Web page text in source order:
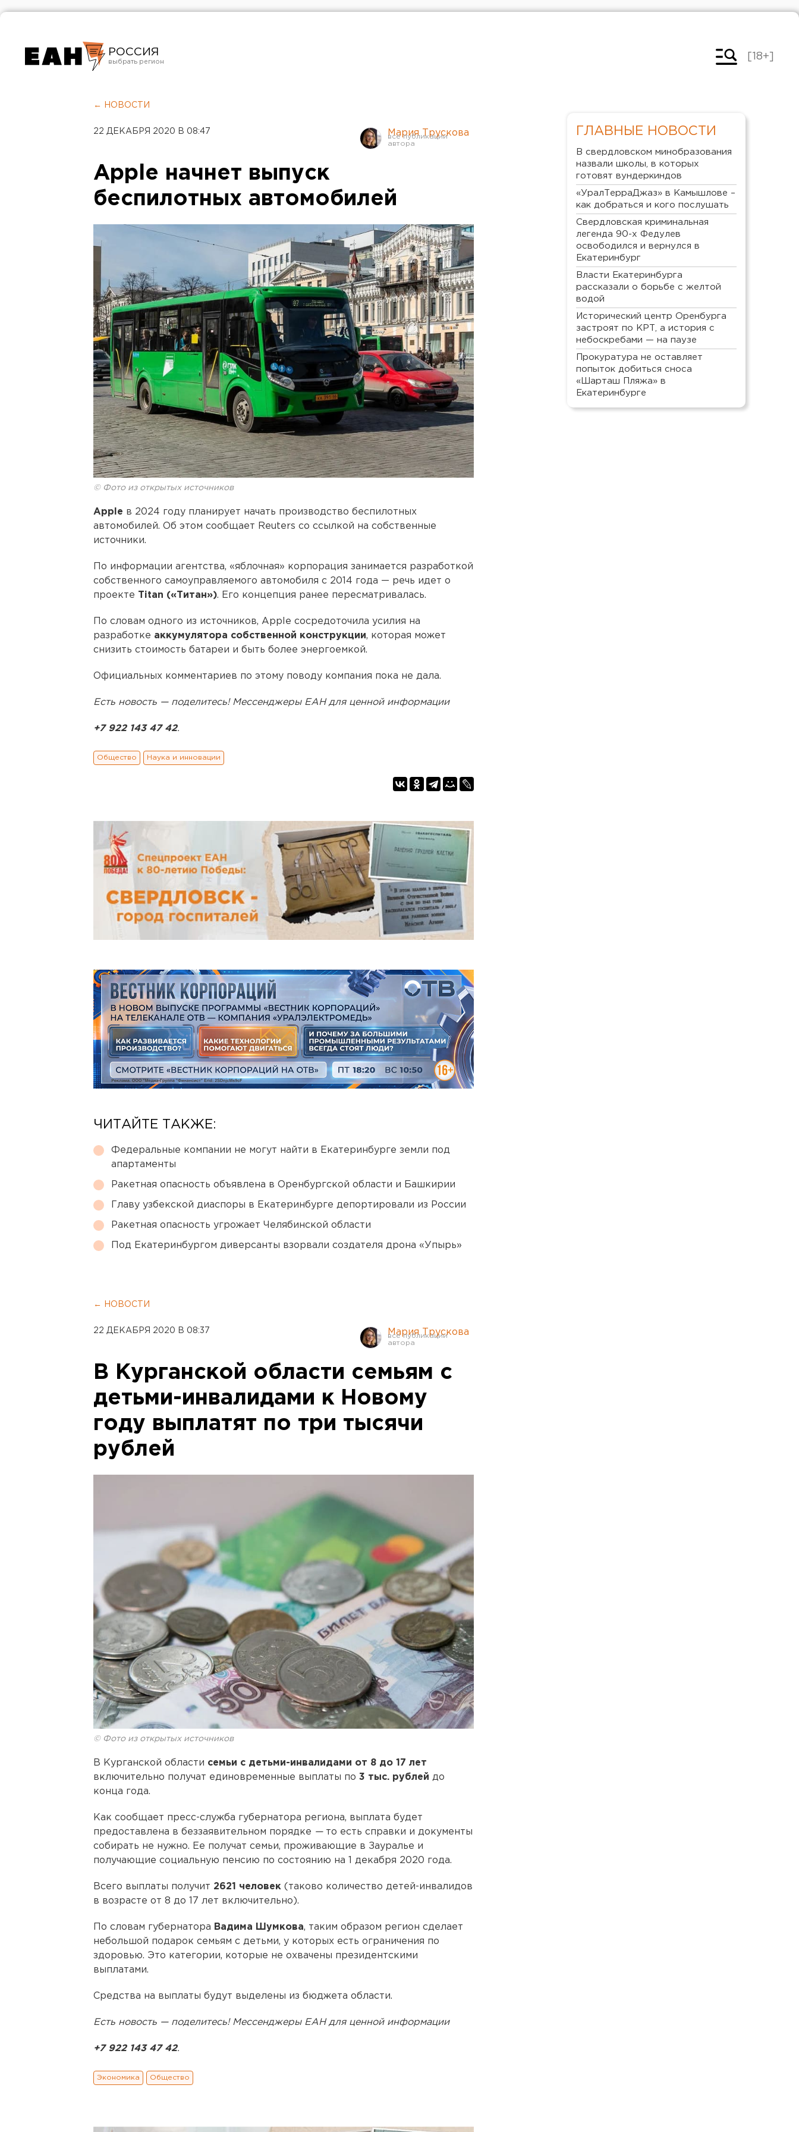
РОССИЯ
Челябинск
[18+]
← НОВОСТИ
22 ДЕКАБРЯ 2020 В 08:47 Мария Трускова
Apple начнет выпуск
беспилотных автомобилей
© Фото из открытых источников
Apple в 2024 году планирует начать производство беспилотных
автомобилей. Об этом сообщает Reuters со ссылкой на собственные
источники.
По информации агентства, «яблочная» корпорация занимается разработкой
собственного самоуправляемого автомобиля с 2014 года — речь идет о
проекте Titan («Титан»). Его концепция ранее пересматривалась.
По словам одного из источников, Apple сосредоточила усилия на
разработке аккумулятора собственной конструкции, которая может
снизить стоимость батареи и быть более энергоемкой.
Официальных комментариев по этому поводу компания пока не дала.
Есть новость — поделитесь! Мессенджеры ЕАН для ценной информации
+7 922 143 47 42.
Общество Наука и инновации
ЧИТАЙТЕ ТАКЖЕ:
Федеральные компании не могут найти в Екатеринбурге земли под
апартаменты
Ракетная опасность объявлена в Оренбургской области и Башкирии
Главу узбекской диаспоры в Екатеринбурге депортировали из России
Ракетная опасность угрожает Челябинской области
Под Екатеринбургом диверсанты взорвали создателя дрона «Упырь»
← НОВОСТИ
22 ДЕКАБРЯ 2020 В 08:37 Мария Трускова
В Курганской области семьям с
детьми-инвалидами к Новому
году выплатят по три тысячи
рублей
© Фото из открытых источников
В Курганской области семьи с детьми-инвалидами от 8 до 17 лет
включительно получат единовременные выплаты по 3 тыс. рублей до
конца года.
Как сообщает пресс-служба губернатора региона, выплата будет
предоставлена в беззаявительном порядке —то есть справки и документы
собирать не нужно. Ее получат семьи, проживающие в Зауралье и
получающие социальную пенсию по состоянию на 1 декабря 2020 года.
Всего выплаты получит 2621 человек (таково количество детей-инвалидов
в возрасте от 8 до 17 лет включительно).
По словам губернатора Вадима Шумкова, таким образом регион сделает
небольшой подарок семьям с детьми, у которых есть ограничения по
здоровью. Это категории, которые не охвачены президентскими
выплатами.
Средства на выплаты будут выделены из бюджета области.
Есть новость — поделитесь! Мессенджеры ЕАН для ценной информации
+7 922 143 47 42.
Экономика Общество
ГЛАВНЫЕ НОВОСТИ
В свердловском минобразования
назвали школы, в которых
готовят вундеркиндов
«УралТерраДжаз» в Камышлове –
как добраться и кого послушать
Свердловская криминальная
легенда 90-х Федулев
освободился и вернулся в
Екатеринбург
Власти Екатеринбурга
рассказали о борьбе с желтой
водой
Исторический центр Оренбурга
застроят по КРТ, а история с
небоскребами — на паузе
Прокуратура не оставляет
попыток добиться сноса
«Шарташ Пляжа» в
Екатеринбурге